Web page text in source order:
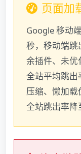
页面加
Google 移动
秒，移动端跳
余插件、未优
全站平均跳出
压缩、懒加载
全站跳出率降